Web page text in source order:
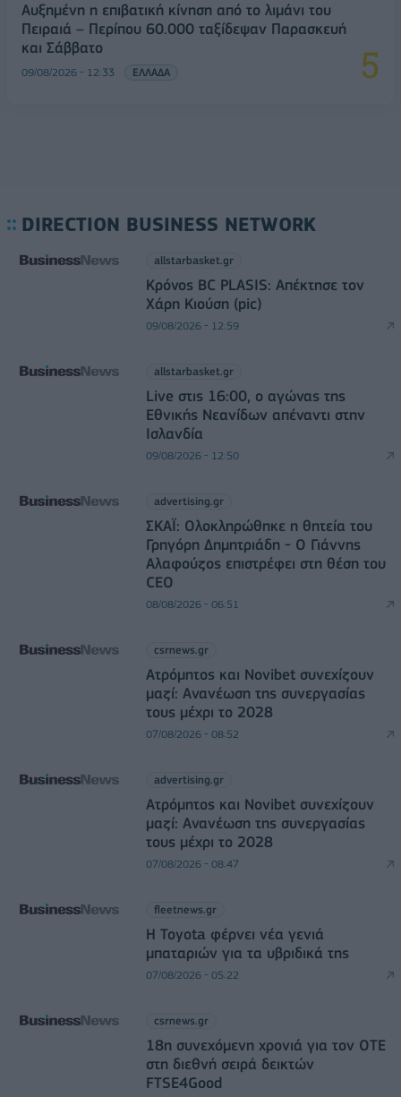
Αυξημένη η επιβατική κίνηση από το λιμάνι του
Πειραιά – Περίπου 60.000 ταξίδεψαν Παρασκευή
και Σάββατο
09/08/2026 - 12:33 ΕΛΛΑΔΑ
DIRECTION BUSINESS NETWORK
allstarbasket.gr
Κρόνος BC PLASIS: Απέκτησε τον
Χάρη Κιούση (pic)
09/08/2026 - 12:59
allstarbasket.gr
Live στις 16:00, ο αγώνας της
Εθνικής Νεανίδων απέναντι στην
Ισλανδία
09/08/2026 - 12:50
advertising.gr
ΣΚΑΪ: Ολοκληρώθηκε η θητεία του
Γρηγόρη Δημητριάδη - Ο Γιάννης
Αλαφούζος επιστρέφει στη θέση του
CEO
08/08/2026 - 06:51
csrnews.gr
Ατρόμητος και Novibet συνεχίζουν
μαζί: Ανανέωση της συνεργασίας
τους μέχρι το 2028
07/08/2026 - 08:52
advertising.gr
Ατρόμητος και Novibet συνεχίζουν
μαζί: Ανανέωση της συνεργασίας
τους μέχρι το 2028
07/08/2026 - 08:47
fleetnews.gr
Η Toyota φέρνει νέα γενιά
μπαταριών για τα υβριδικά της
07/08/2026 - 05:22
csrnews.gr
18η συνεχόμενη χρονιά για τον ΟΤΕ
στη διεθνή σειρά δεικτών
FTSE4Good